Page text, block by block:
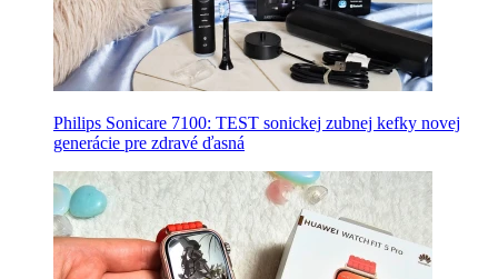
Philips Sonicare 7100: TEST sonickej zubnej kefky novej
generácie pre zdravé ďasná